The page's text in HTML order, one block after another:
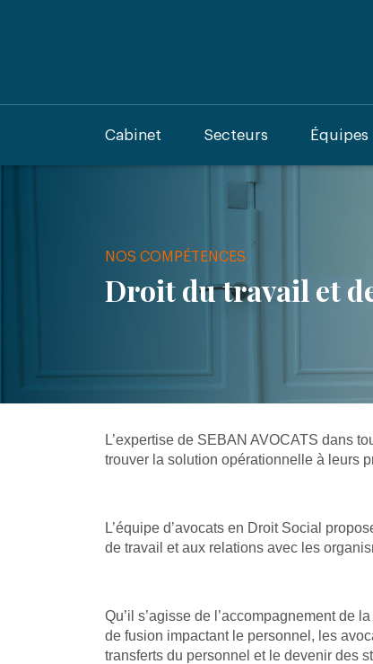
Cabinet Secteurs Équipes
NOS COMPÉTENCES
Droit du travail et
L’expertise de SEBAN AVOCATS dans
trouver la solution opérationnelle à leurs
L’équipe d’avocats en Droit Social
de travail et aux relations avec les
Qu’il s’agisse de l’accompagnement de
de fusion impactant le personnel, les
transferts du personnel et le devenir des